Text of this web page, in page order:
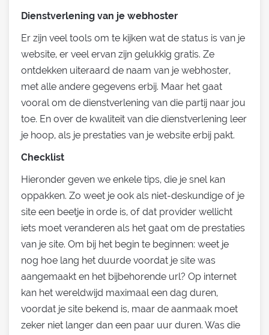
Dienstverlening van je webhoster
Er zijn veel tools om te kijken wat de status is van je
website, er veel ervan zijn gelukkig gratis. Ze
ontdekken uiteraard de naam van je webhoster,
met alle andere gegevens erbij. Maar het gaat
vooral om de dienstverlening van die partij naar jou
toe. En over de kwaliteit van die dienstverlening leer
je hoop, als je prestaties van je website erbij pakt.
Checklist
Hieronder geven we enkele tips, die je snel kan
oppakken. Zo weet je ook als niet-deskundige of je
site een beetje in orde is, of dat provider wellicht
iets moet veranderen als het gaat om de prestaties
van je site. Om bij het begin te beginnen: weet je
nog hoe lang het duurde voordat je site was
aangemaakt en het bijbehorende url? Op internet
kan het wereldwijd maximaal een dag duren,
voordat je site bekend is, maar de aanmaak moet
zeker niet langer dan een paar uur duren. Was die